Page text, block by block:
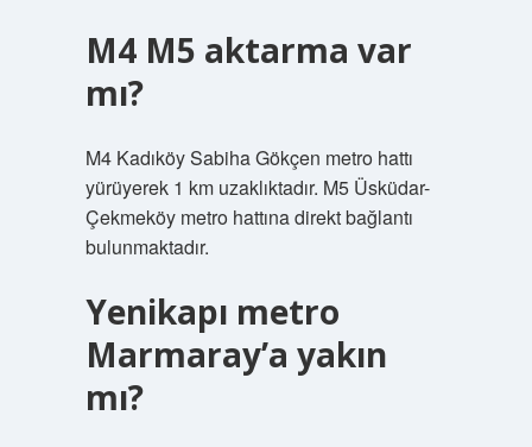
M4 M5 aktarma var
mı?
M4 Kadıköy Sabiha Gökçen metro hattı
yürüyerek 1 km uzaklıktadır. M5 Üsküdar-
Çekmeköy metro hattına direkt bağlantı
bulunmaktadır.
Yenikapı metro
Marmaray’a yakın
mı?